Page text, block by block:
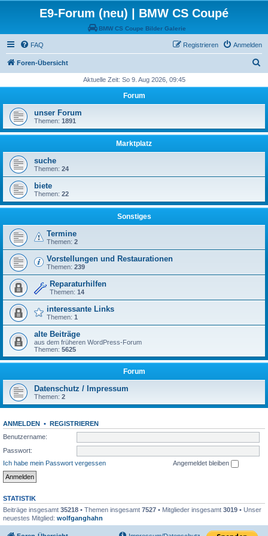
E9-Forum (neu) | BMW CS Coupé
BMW CS Coupe Bilder Galerie
FAQ Anmelden
Registrieren
Foren-Übersicht
h
Aktuelle Zeit: So 9. Aug 2026, 09:45
Forum
unser Forum
Themen: 1891
Marktplatz
suche
Themen: 24
biete
Themen: 22
Sonstiges
Termine
Themen: 2
Vorstellungen und Restaurationen
Themen: 239
Reparaturhilfen
Themen: 14
interessante Links
Themen: 1
alte Beiträge
aus dem früheren WordPress-Forum
Themen: 5625
Forum
Datenschutz / Impressum
Themen: 2
ANMELDEN • REGISTRIEREN
Benutzername:
Passwort:
Ich habe mein Passwort vergessen
Angemeldet bleiben
STATISTIK
Beiträge insgesamt 35218 • Themen insgesamt 7527 • Mitglieder insgesamt 3019 • Unser
neuestes Mitglied: wolfganghahn